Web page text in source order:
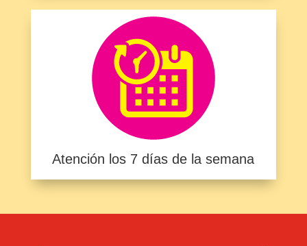
Atención los 7 días de la semana